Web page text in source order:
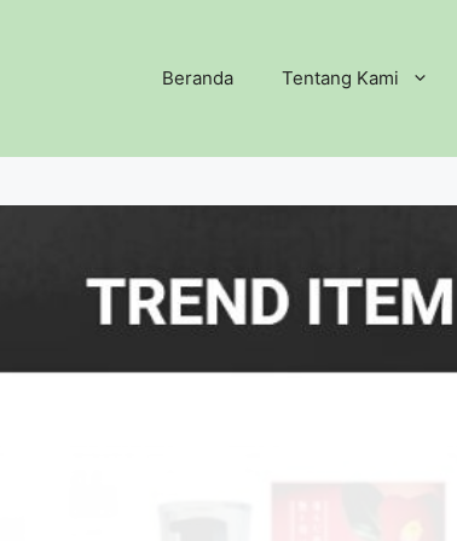
Beranda Tentang Kami